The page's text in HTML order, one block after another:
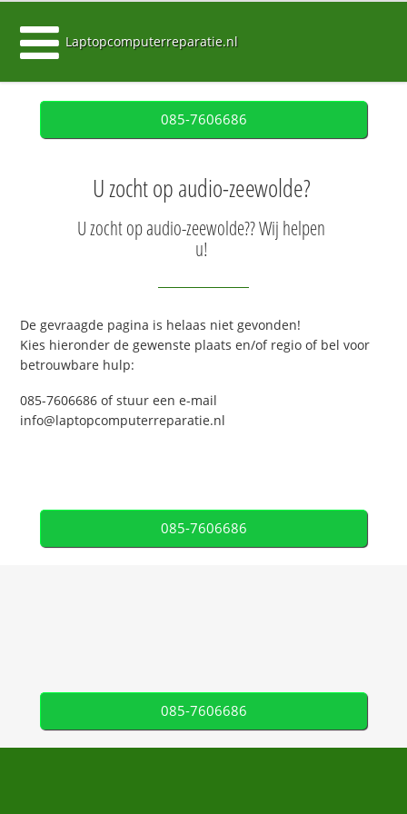
Laptopcomputerreparatie.nl
085-7606686
U zocht op audio-zeewolde?
U zocht op audio-zeewolde?? Wij helpen
u!
De gevraagde pagina is helaas niet gevonden!
Kies hieronder de gewenste plaats en/of regio of bel voor
betrouwbare hulp:
085-7606686 of stuur een e-mail
info@laptopcomputerreparatie.nl
085-7606686
085-7606686